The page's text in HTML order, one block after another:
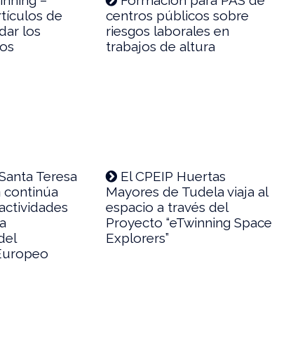
de
los
centros públicos sobre
riesgos laborales en
trabajos de altura
Teresa
continúa
El CPEIP Huertas
Mayores de Tudela viaja al
espacio a través del
Proyecto “eTwinning Space
Explorers”